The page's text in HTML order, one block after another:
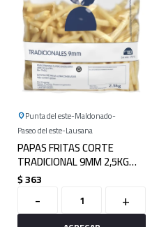
Punta del este Maldonado
Paseo del este Lausana
PAPAS FRITAS CORTE
TRADICIONAL 9MM 2,5KG
LAMB WESTON
$363
- +